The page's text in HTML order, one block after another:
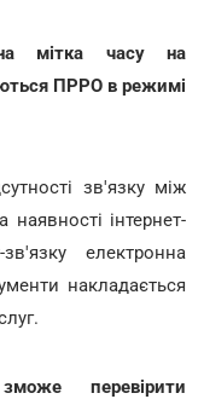
мітка часу на
ПРРО в режимі
зв'язку між
інтернет-
електронна
накладається
перевірити